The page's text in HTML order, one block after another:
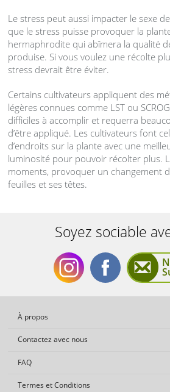
Le stress peut aussi impacter le sexe
que le stress puisse provoquer la
hermaphrodite qui abîmera la qualité
produise. Si vous voulez une récolte
stress devrait être éviter.
Certains cultivateurs appliquent des
légères connues comme LST ou SCROG
difficiles à accomplir et requerra
d’être appliqué. Les cultivateurs font
d’endroits sur la plante avec une
luminosité pour pouvoir récolter plus.
moments, provoquer un changement
feuilles et ses têtes.
Soyez sociable
SoyezSoyez
À propos
Contactez avec nous
FAQ
Termes et Conditions